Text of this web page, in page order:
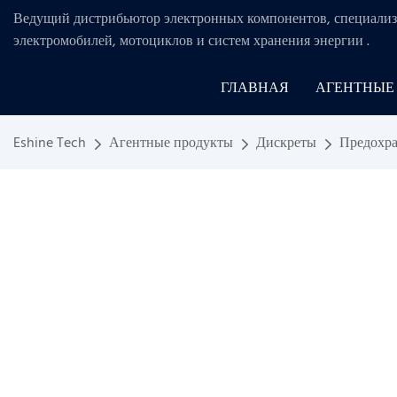
Ведущий дистрибьютор электронных компонентов,
электромобилей, мотоциклов и систем хранения энергии.
ГЛАВНАЯ
Eshine Tech Агентные продукты Дискреты